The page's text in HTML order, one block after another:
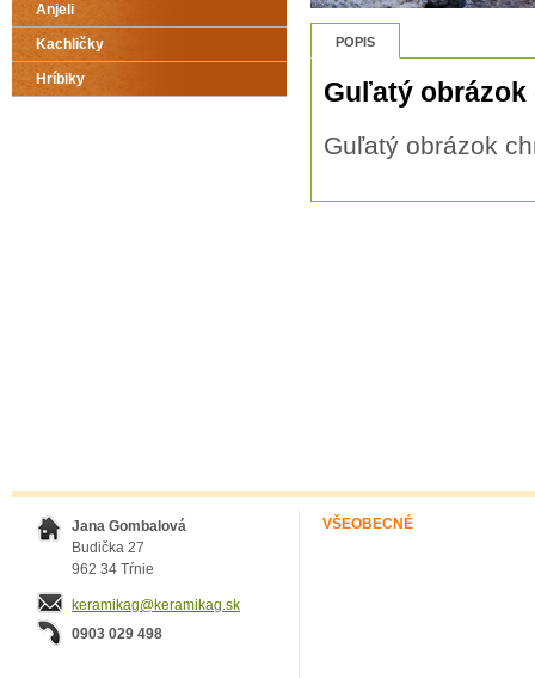
POPIS
Guľatý obrázok
Guľatý obrázok
Anjeli
Kachličky
Hríbiky
Jana Gombalová
Budička 27
962 34 Tŕnie
keramikag@keramikag.sk
0903 029 498
VŠEOBECNÉ